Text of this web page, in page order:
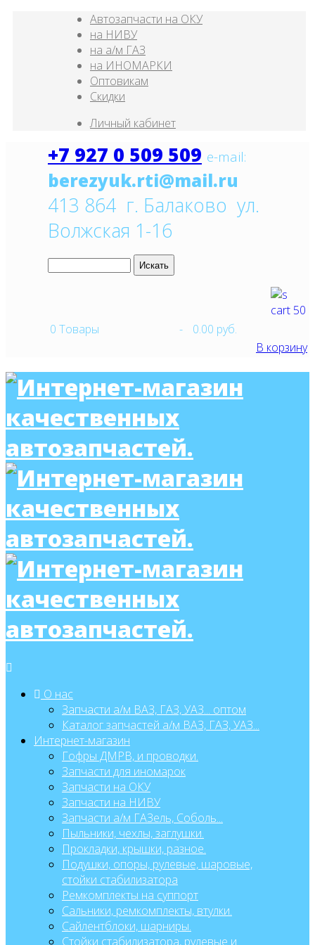
Автозапчасти на ОКУ
на НИВУ
на а/м ГАЗ
на ИНОМАРКИ
Оптовикам
Скидки
Личный кабинет
+7 927 0 509 509 e-mail:
413 864 г. Балаково ул.
Волжская 1-16
0 Товары -
0.00 руб.
В корзину
О нас
Запчасти а/м ВАЗ, ГАЗ, УАЗ... оптом
Каталог запчастей а/м ВАЗ, ГАЗ, УАЗ...
Интернет-магазин
Гофры ДМРВ, и проводки.
Запчасти для иномарок
Запчасти на ОКУ
Запчасти на НИВУ
Запчасти а/м ГАЗель, Соболь...
Пыльники, чехлы, заглушки.
Прокладки, крышки, разное.
Подушки, опоры, рулевые, шаровые,
стойки стабилизатора
Ремкомплекты на суппорт
Сальники, ремкомплекты, втулки.
Сайлентблоки, шарниры.
Стойки стабилизатора, рулевые и